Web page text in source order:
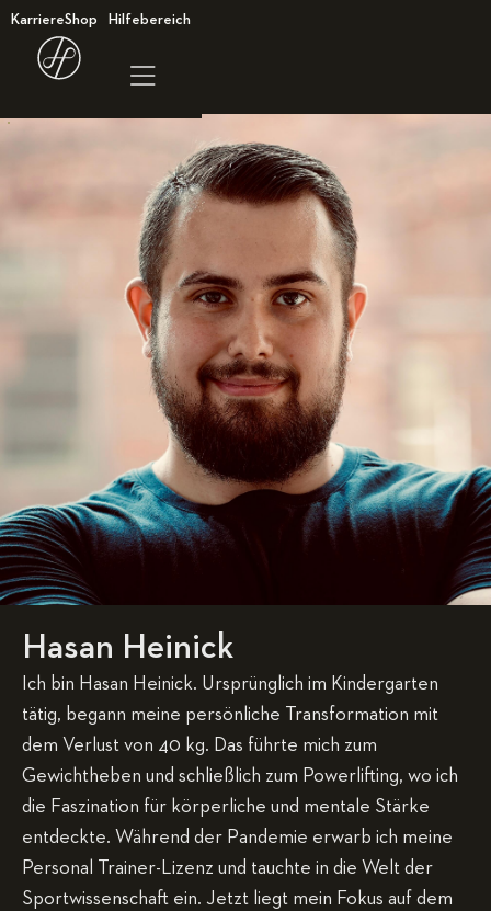
KarriereShop Hilfebereich
Hasan Heinick
Ich bin Hasan Heinick. Ursprünglich im Kindergarten
tätig, begann meine persönliche Transformation mit
dem Verlust von 40 kg. Das führte mich zum
Gewichtheben und schließlich zum Powerlifting, wo ich
die Faszination für körperliche und mentale Stärke
entdeckte. Während der Pandemie erwarb ich meine
Personal Trainer-Lizenz und tauchte in die Welt der
Sportwissenschaft ein. Jetzt liegt mein Fokus auf dem